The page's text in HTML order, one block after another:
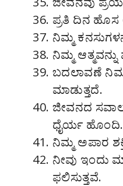
ಪ್ರತಿ ದಿನ ಹೊಸ
ನಿಮ್ಮ
ನಿಮ್ಮ ಆತ್ಮವನ್ನು
ಬದಲಾವಣೆ
ಮಾಡುತ್ತದೆ.
ಜೀವನದ
ಧೈರ್ಯ ಹೊಂದಿ.
ನಿಮ್ಮ ಅಪಾರ
ನೀವು ಇಂದು
ಫಲಿಸುತ್ತವೆ.